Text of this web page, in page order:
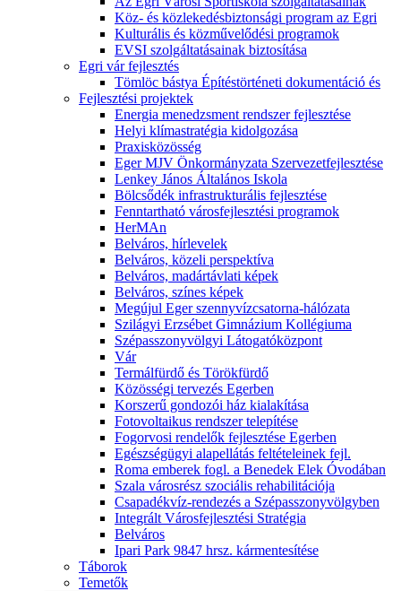
Köz- és közlekedésbiztonsági program az Egri
Kulturális és közművelődési programok
EVSI szolgáltatásainak biztosítása
Egri vár fejlesztés
Tömlöc bástya Építéstörténeti dokumentáció és
Fejlesztési projektek
Energia menedzsment rendszer fejlesztése
Helyi klímastratégia kidolgozása
Praxisközösség
Eger MJV Önkormányzata Szervezetfejlesztése
Lenkey János Általános Iskola
Bölcsődék infrastrukturális fejlesztése
Fenntartható városfejlesztési programok
HerMAn
Belváros, hírlevelek
Belváros, közeli perspektíva
Belváros, madártávlati képek
Belváros, színes képek
Megújul Eger szennyvízcsatorna-hálózata
Szilágyi Erzsébet Gimnázium Kollégiuma
Szépasszonyvölgyi Látogatóközpont
Vár
Termálfürdő és Törökfürdő
Közösségi tervezés Egerben
Korszerű gondozói ház kialakítása
Fotovoltaikus rendszer telepítése
Fogorvosi rendelők fejlesztése Egerben
Egészségügyi alapellátás feltételeinek fejl.
Roma emberek fogl. a Benedek Elek Óvodában
Szala városrész szociális rehabilitációja
Csapadékvíz-rendezés a Szépasszonyvölgyben
Integrált Városfejlesztési Stratégia
Belváros
Ipari Park 9847 hrsz. kármentesítése
Táborok
Temetők